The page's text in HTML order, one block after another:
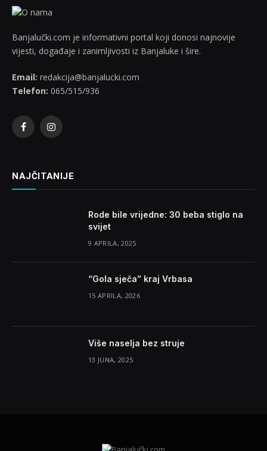
Banjalučki.com je informativni portal koji donosi najnovije
vijesti, događaje i zanimljivosti iz Banjaluke i šire.
Email: redakcija@banjalucki.com
Telefon: 065/515/936
FacebookInstagram
NAJČITANIJE
Rode bile vrijedne: 30 beba stiglo na
svijet
9 APRILA, 2025
“Gola sječa” kraj Vrbasa
15 APRILA, 2026
Više naselja bez struje
13 JUNA, 2025